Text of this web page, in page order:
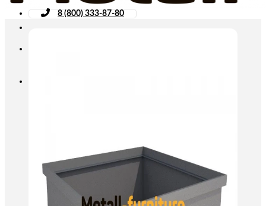
8 (800) 333-87-80